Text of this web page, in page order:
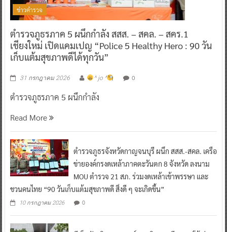
ข่าวตำรวจ
ตำรวจภูธรภาค 5 ผนึกกำลัง สสส. – สคล. – สคร.1
เชียงใหม่ เปิดแคมเปญ “Police 5 Healthy Hero : 90 วัน
เก็บแต้มสุขภาพดีได้ทุกวัน”
31 กรกฎาคม 2026 ^ jo ^ 0
ตำรวจภูธรภาค 5 ผนึกกำลัง
Read More
ตำรวจภูธรจังหวัดกาญจนบุรี ผนึก สสส.-สคล. เครือ
ข่ายองค์กรงดเหล้าภาคตะวันตก 8 จังหวัด ลงนาม
MOU ตำรวจ 21 สภ. ร่วมงดเหล้าเข้าพรรษา และ
ชวนคนไทย “90 วันเก็บแต้มสุขภาพดี สิ่งดี ๆ จะเกิดขึ้น”
10 กรกฎาคม 2026 0